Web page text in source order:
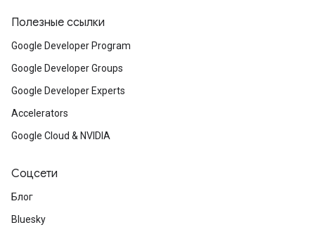
Полезные ссылки
Google Developer Program
Google Developer Groups
Google Developer Experts
Accelerators
Google Cloud & NVIDIA
Соцсети
Блог
Bluesky